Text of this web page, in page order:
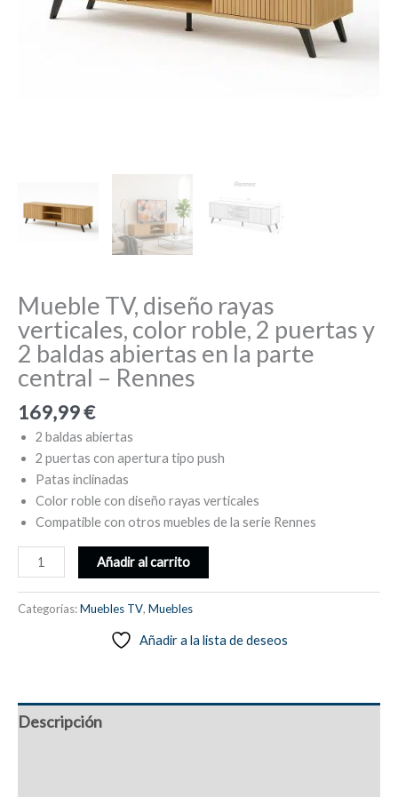
Mueble TV, diseño rayas
verticales, color roble, 2 puertas y
2 baldas abiertas en la parte
central – Rennes
169,99€
2 baldas abiertas
2 puertas con apertura tipo push
Patas inclinadas
Color roble con diseño rayas verticales
Compatible con otros muebles de la serie Rennes
Mueble
TV,
rayas
2
puertas
Añadir al carrito
Categorías:Muebles TV, Muebles
Añadir a la lista de deseos
Descripción